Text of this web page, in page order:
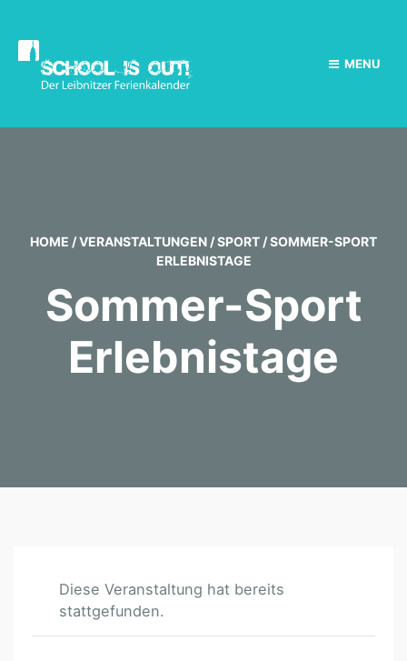
MENU
HOME /VERANSTALTUNGEN /SPORT /SOMMER-SPORT
ERLEBNISTAGE
Sommer-Sport
Erlebnistage
Diese Veranstaltung hat bereits
stattgefunden.